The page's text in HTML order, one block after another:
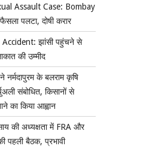
Assault Case: Bombay
पलटा, दोषी करार
झांसी पहुंचने से
की उम्मीद
नर्मदापुरम के बलराम कृषि
संबोधित, किसानों से
का किया आह्वान
की अध्यक्षता में FRA और
पहली बैठक, प्रभावी